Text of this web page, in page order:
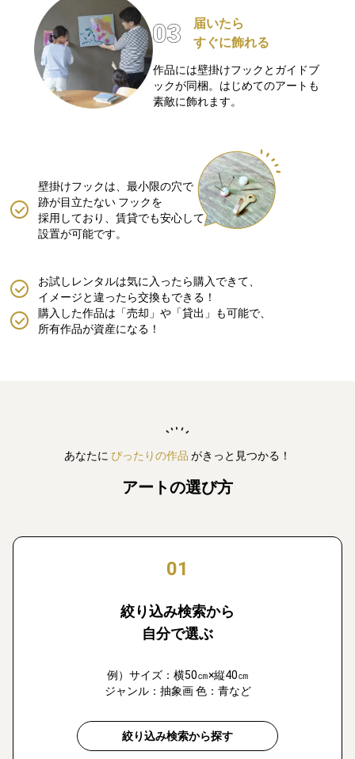
届いたら
すぐに飾れる
作品には壁掛けフックとガイドブ
ックが同梱。はじめてのアートも
素敵に飾れます。
壁掛けフックは、最小限の穴で
跡が目立たない フックを
採用しており、賃貸でも安心して
設置が可能です。
購入した作品は「売却」や「貸出」も可能で、
所有作品が資産になる！
お試しレンタルは気に入ったら購入できて、
イメージと違ったら交換もできる！
あなたに ぴったりの作品 がきっと見つかる！
アートの選び方
01
絞り込み検索から
自分で選ぶ
例）サイズ：横50㎝×縦40㎝
ジャンル：抽象画 色：青など
絞り込み検索から探す